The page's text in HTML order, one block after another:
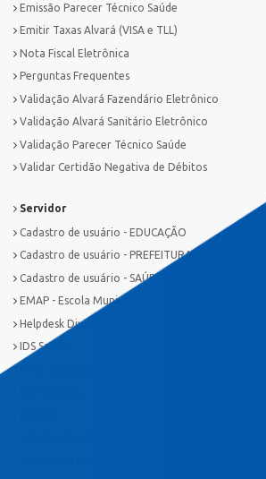
Emissão Parecer Técnico Saúde
Emitir Taxas Alvará (VISA e TLL)
Nota Fiscal Eletrônica
Perguntas Frequentes
Validação Alvará Fazendário Eletrônico
Validação Alvará Sanitário Eletrônico
Validação Parecer Técnico Saúde
Validar Certidão Negativa de Débitos
Servidor
Cadastro de usuário - EDUCAÇÃO
Cadastro de usuário - PREFEITURA
Cadastro de usuário - SAÚDE
EMAP - Escola Municipal de Administração Pública
Helpdesk Divisão TI
IDS Saúde